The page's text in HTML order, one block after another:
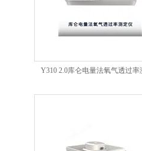
Y310 2.0库仑电量法氧气透过率